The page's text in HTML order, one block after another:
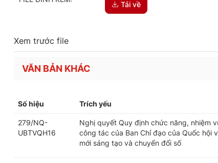
Tải về
Xem trước file
VĂN BẢN KHÁC
Số hiệu Trích yếu
279/NQ-
UBTVQH16
Nghị quyết Quy định chức năng, nhiệm
công tác của Ban Chỉ đạo của Quốc hội
mới sáng tạo và chuyển đổi số